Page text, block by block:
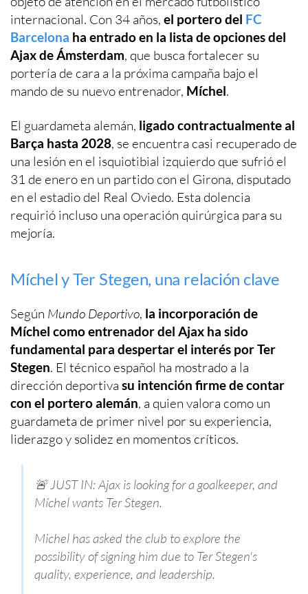
internacional. Con 34 años, el portero del FC
Barcelona ha entrado en la lista de opciones del
Ajax de Ámsterdam, que busca fortalecer su
portería de cara a la próxima campaña bajo el
mando de su nuevo entrenador, Míchel.
El guardameta alemán, ligado contractualmente al
Barça hasta 2028, se encuentra casi recuperado de
una lesión en el isquiotibial izquierdo que sufrió el
31 de enero en un partido con el Girona, disputado
en el estadio del Real Oviedo. Esta dolencia
requirió incluso una operación quirúrgica para su
mejoría.
Míchel y Ter Stegen, una relación clave
Según Mundo Deportivo, la incorporación de
Míchel como entrenador del Ajax ha sido
fundamental para despertar el interés por Ter
Stegen. El técnico español ha mostrado a la
dirección deportiva su intención firme de contar
con el portero alemán, a quien valora como un
guardameta de primer nivel por su experiencia,
liderazgo y solidez en momentos críticos.
🚨 JUST IN: Ajax is looking for a goalkeeper, and
Míchel wants Ter Stegen.
Michel has asked the club to explore the
possibility of signing him due to Ter Stegen's
quality, experience, and leadership.